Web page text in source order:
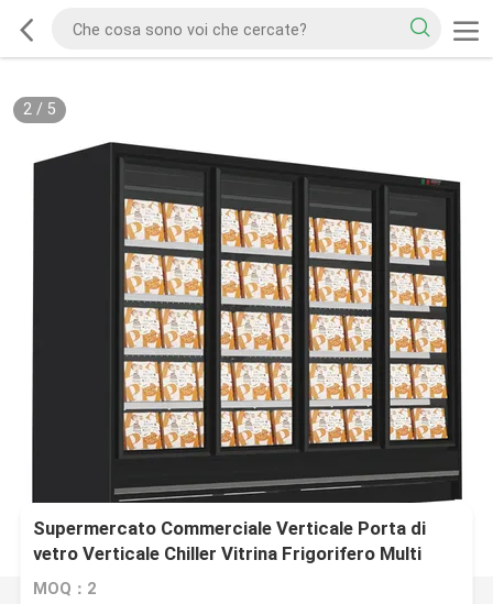
2/ 5
Supermercato Commerciale Verticale Porta di
vetro Verticale Chiller Vitrina Frigorifero Multi
Decks Remote
MOQ：2